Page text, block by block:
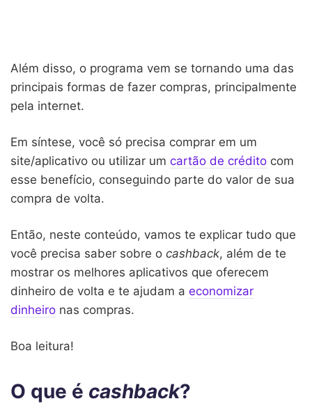
Além disso, o programa vem se tornando uma das
principais formas de fazer compras, principalmente
pela internet.
Em síntese, você só precisa comprar em um
site/aplicativo ou utilizar um cartão de crédito com
esse benefício, conseguindo parte do valor de sua
compra de volta.
Então, neste conteúdo, vamos te explicar tudo que
você precisa saber sobre o cashback, além de te
mostrar os melhores aplicativos que oferecem
dinheiro de volta e te ajudam a economizar
dinheiro nas compras.
Boa leitura!
O que é cashback?